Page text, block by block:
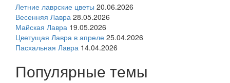
Летние лаврские цветы 20.06.2026
Весенняя Лавра 28.05.2026
Майская Лавра 19.05.2026
Цветущая Лавра в апреле 25.04.2026
Пасхальная Лавра 14.04.2026
Популярные темы